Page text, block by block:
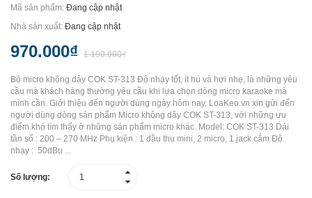
Mã sản phẩm: Đang cập nhật
Nhà sản xuất: Đang cập nhật
970.000₫ 1.190.000₫
Bộ micro không dây COK ST-313 Độ nhạy tốt, ít hú và hơi nhẹ, là những yêu
cầu mà khách hàng thường yêu cầu khi lựa chọn dòng micro karaoke mà
mình cần. Giới thiệu đến người dùng ngày hôm nay, LoaKeo.vn xin gửi đến
người dùng dòng sản phẩm Micro không dây COK ST-313, với những ưu
điểm khó tìm thấy ở những sản phẩm micro khác. Model: COK ST-313 Dải
tần số : 200 – 270 MHz Phụ kiện : 1 đầu thu mini, 2 micro, 1 jack cắm Độ
nhạy : 50dBu ...
Số lượng: